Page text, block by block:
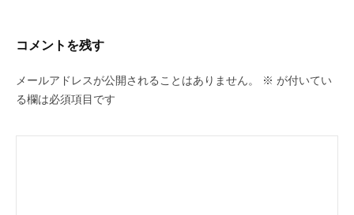
コメントを残す
メールアドレスが公開されることはありません。 ※ が付いてい
る欄は必須項目です